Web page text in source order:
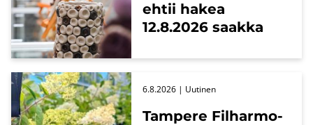
ehtii hakea
12.8.2026 saak­ka
Tam­pe­re Fil­har­mo­
6.8.2026 | Uu­ti­nen